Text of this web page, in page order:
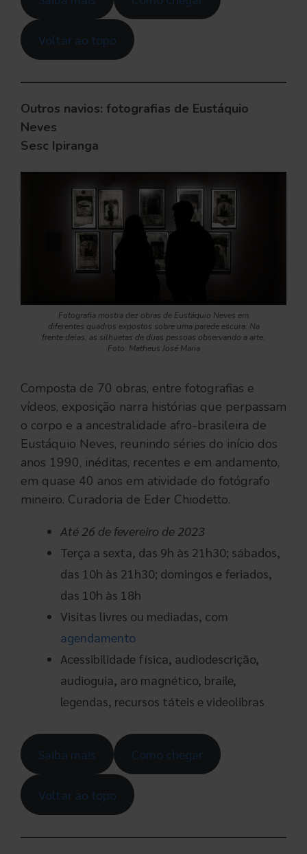
Voltar ao topo
Outros navios: fotografias de Eustáquio
Neves
Sesc Ipiranga
Fotografia mostra dez obras de Eustáquio Neves em
diferentes quadros expostos sobre uma parede escura. Na
frente delas, as silhuetas de duas pessoas observando a arte.
Foto: Matheus José Maria
Composta de 70 obras, entre fotografias e
vídeos, exposição narra histórias que perpassam
o corpo e a ancestralidade afro-brasileira de
Eustáquio Neves, reunindo séries do início dos
anos 1990, inéditas, recentes e em andamento,
em quase 40 anos em atividade do fotógrafo
mineiro. Curadoria de Eder Chiodetto.
Até 26 de fevereiro de 2023
Terça a sexta, das 9h às 21h30; sábados,
das 10h às 21h30; domingos e feriados,
das 10h às 18h
Visitas livres ou mediadas, com
agendamento
Acessibilidade física, audiodescrição,
audioguia, aro magnético, braile,
legendas, recursos táteis e videolibras
Saiba mais Como chegar
Voltar ao topo